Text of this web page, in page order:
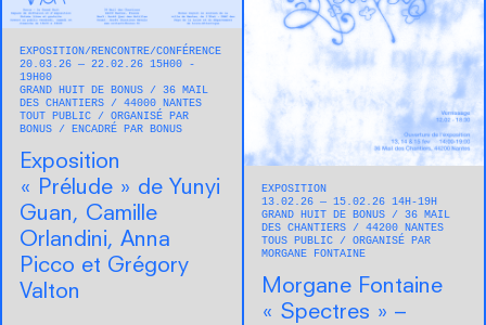
EXPOSITION
RENCONTRE/CONFÉRENCE
20.03.26 — 22.02.26 15H00 -
19H00
GRAND HUIT DE BONUS
36 MAIL
DES CHANTIERS
44000 NANTES
TOUT PUBLIC
ORGANISÉ PAR
BONUS
ENCADRÉ PAR BONUS
Exposition
« Prélude » de Yunyi
Guan, Camille
Orlandini, Anna
Picco et Grégory
Valton
EXPOSITION
13.02.26 — 15.02.26 14H-19H
GRAND HUIT DE BONUS
36 MAIL
DES CHANTIERS
44200 NANTES
TOUS PUBLIC
ORGANISÉ PAR
MORGANE FONTAINE
Morgane Fontaine
« Spectres » –